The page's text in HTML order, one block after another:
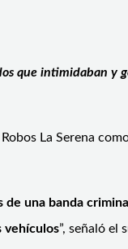
que intimidaban y
La Serena
una banda
vehículos”, señaló el